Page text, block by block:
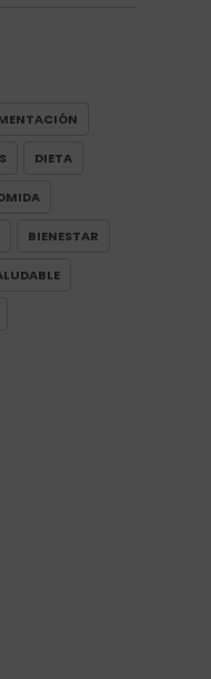
DIETA
BIENESTAR